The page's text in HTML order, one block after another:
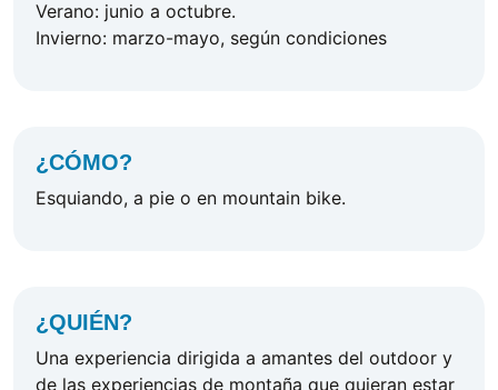
Verano: junio a octubre.
Invierno: marzo-mayo, según condiciones
¿CÓMO?
Esquiando, a pie o en mountain bike.
¿QUIÉN?
Una experiencia dirigida a amantes del outdoor y
de las experiencias de montaña que quieran estar